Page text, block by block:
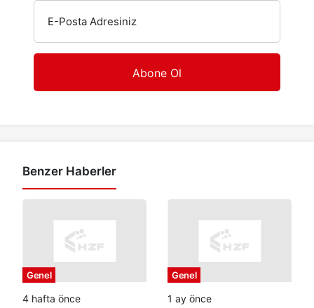
E-Posta Adresiniz
Benzer Haberler
Genel
4 hafta önce
Genel
1 ay önce